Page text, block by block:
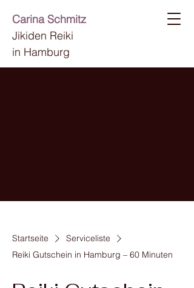
Carina Schmitz
Jikiden Reiki
in Hamburg
Startseite
Serviceliste
Reiki Gutschein in Hamburg – 60 Minuten